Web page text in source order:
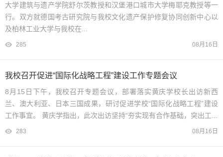
大学建筑与遗产学院舒尔茨教授和汉堡港口城市大学梅耶克教授等一
行。双方就德国考古研究院与我校文化遗产保护修复协同创新中心以
及柏林工业大学与我校在...
285 08月16日
我校召开促进“国际化战略工程”建设工作专题会议
8月15日下午，我校召开专题会议，部署落实黄庆学校长出访新西
兰、澳大利亚、日本三国成果，研讨促进学校“国际化战略工程”建设
工作事宜。 黄庆学指出，此次出访坚持“夯实现有合作基础，突出工...
283 08月16日